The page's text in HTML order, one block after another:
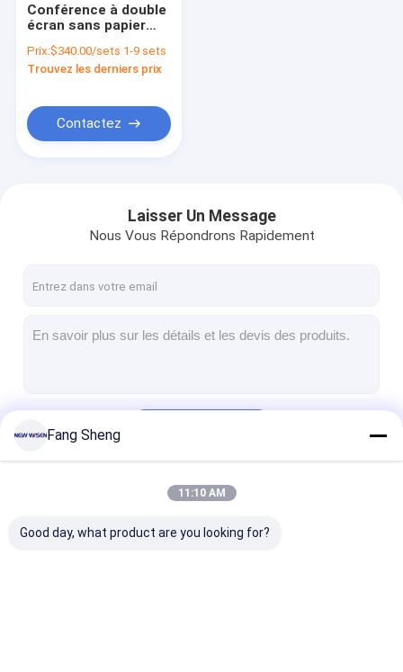
Visite d'usine
Tableaux interactifs
Conférence à double
écran sans papier
de moniteur
motorisé Aluminium
Prix:$340.00/sets 1-9 sets
Trouvez les derniers prix
Contactez
Laisser Un Message
Nous Vous Répondrons Rapidement
Fang Sheng
11:10 AM
Good day, what product are you looking for?